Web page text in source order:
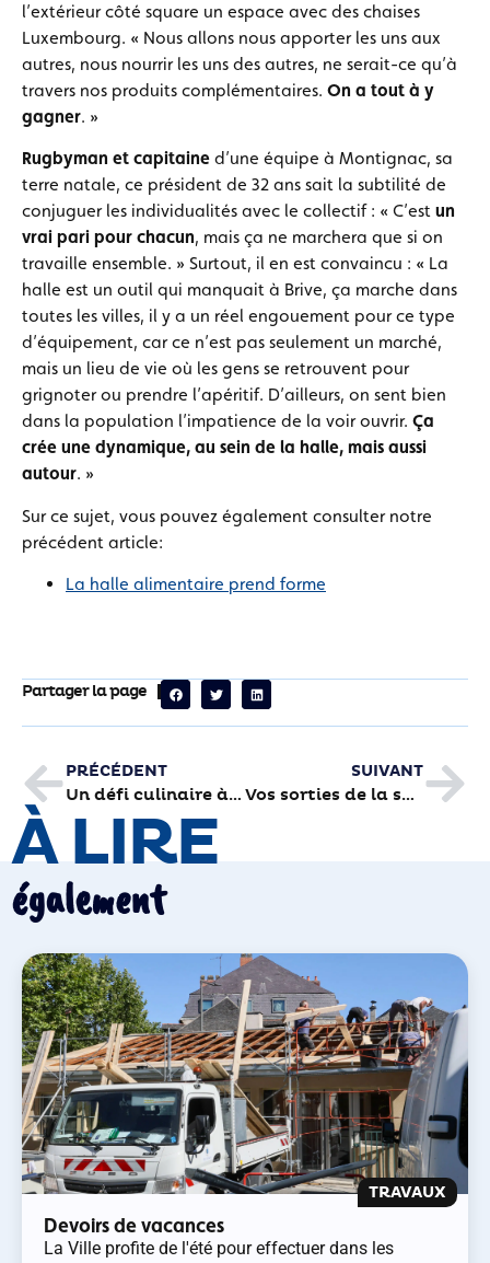
l’extérieur côté square un espace avec des chaises
Luxembourg. « Nous allons nous apporter les uns aux
autres, nous nourrir les uns des autres, ne serait-ce qu’à
travers nos produits complémentaires. On a tout à y
gagner. »
Rugbyman et capitaine d’une équipe à Montignac, sa
terre natale, ce président de 32 ans sait la subtilité de
conjuguer les individualités avec le collectif : « C’est un
vrai pari pour chacun, mais ça ne marchera que si on
travaille ensemble. » Surtout, il en est convaincu : « La
halle est un outil qui manquait à Brive, ça marche dans
toutes les villes, il y a un réel engouement pour ce type
d’équipement, car ce n’est pas seulement un marché,
mais un lieu de vie où les gens se retrouvent pour
grignoter ou prendre l’apéritif. D’ailleurs, on sent bien
dans la population l’impatience de la voir ouvrir. Ça
crée une dynamique, au sein de la halle, mais aussi
autour. »
Sur ce sujet, vous pouvez également consulter notre
précédent article:
La halle alimentaire prend forme
Partager la page
PRÉCÉDENT
Un défi culinaire à relever
SUIVANT
Vos sorties de la semaine
À LIRE
également
TRAVAUX
Devoirs de vacances
La Ville profite de l'été pour effectuer dans les